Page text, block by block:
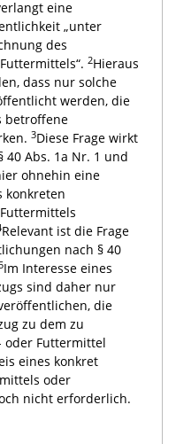
eine
„unter
des
2Hieraus
dass nur solche
werden, die
betroffene
3Diese Frage wirkt
40 Abs. 1a Nr. 1 und
ohnehin eine
konkreten
Relevant ist die Frage
nach § 40
Im Interesse eines
sind daher nur
die
zu dem zu
oder Futtermittel
eines konkret
oder
nicht erforderlich.